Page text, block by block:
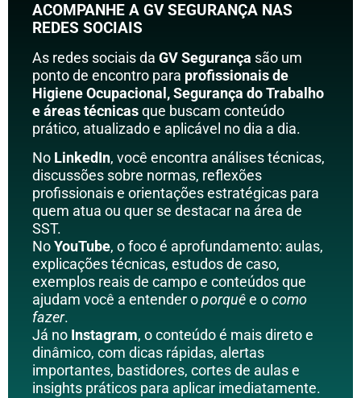
ACOMPANHE A GV SEGURANÇA NAS
REDES SOCIAIS
As redes sociais da GV Segurança são um
ponto de encontro para profissionais de
Higiene Ocupacional, Segurança do Trabalho
e áreas técnicasque buscam conteúdo
prático, atualizado e aplicável no dia a dia.
No LinkedIn, você encontra análises técnicas,
discussões sobre normas, reflexões
profissionais e orientações estratégicas para
quem atua ou quer se destacar na área de
SST.
NoYouTube, o foco é aprofundamento: aulas,
explicações técnicas, estudos de caso,
exemplos reais de campo e conteúdos que
ajudam você a entender oporquêe ocomo
fazer.
Já no Instagram, o conteúdo é mais direto e
dinâmico, com dicas rápidas, alertas
importantes, bastidores, cortes de aulas e
insights práticos para aplicar imediatamente.